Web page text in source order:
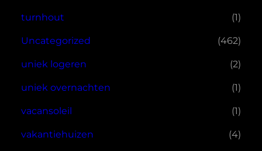
turnhout (1)
Uncategorized (462)
uniek logeren (2)
uniek overnachten (1)
vacansoleil (1)
vakantiehuizen (4)